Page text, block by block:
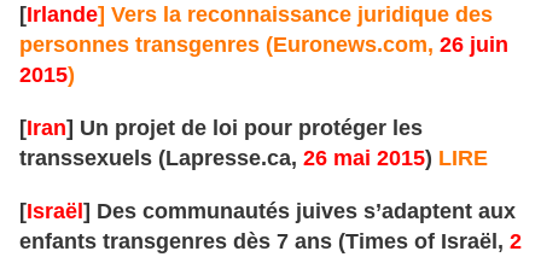
[Irlande] Vers la reconnaissance juridique des
personnes transgenres (Euronews.com, 26 juin
2015)
[Iran] Un projet de loi pour protéger les
transsexuels (Lapresse.ca, 26 mai 2015) LIRE
[Israël] Des communautés juives s’adaptent aux
enfants transgenres dès 7 ans (Times of Israël, 2